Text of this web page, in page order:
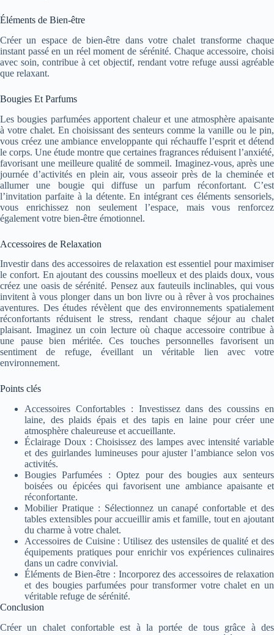
Éléments de Bien-être
Créer un espace de bien-être dans votre chalet transforme chaque
instant passé en un réel moment de sérénité. Chaque accessoire, choisi
avec soin, contribue à cet objectif, rendant votre refuge aussi agréable
que relaxant.
Bougies Et Parfums
Les bougies parfumées apportent chaleur et une atmosphère apaisante
à votre chalet. En choisissant des senteurs comme la vanille ou le pin,
vous créez une ambiance enveloppante qui réchauffe l’esprit et détend
le corps. Une étude montre que certaines fragrances réduisent l’anxiété,
favorisant une meilleure qualité de sommeil. Imaginez-vous, après une
journée d’activités en plein air, vous asseoir près de la cheminée et
allumer une bougie qui diffuse un parfum réconfortant. C’est
l’invitation parfaite à la détente. En intégrant ces éléments sensoriels,
vous enrichissez non seulement l’espace, mais vous renforcez
également votre bien-être émotionnel.
Accessoires de Relaxation
Investir dans des accessoires de relaxation est essentiel pour maximiser
le confort. En ajoutant des coussins moelleux et des plaids doux, vous
créez une oasis de sérénité. Pensez aux fauteuils inclinables, qui vous
invitent à vous plonger dans un bon livre ou à rêver à vos prochaines
aventures. Des études révèlent que des environnements spatialement
réconfortants réduisent le stress, rendant chaque séjour au chalet
plaisant. Imaginez un coin lecture où chaque accessoire contribue à
une pause bien méritée. Ces touches personnelles favorisent un
sentiment de refuge, éveillant un véritable lien avec votre
environnement.
Points clés
Accessoires Confortables : Investissez dans des coussins en
laine, des plaids épais et des tapis en laine pour créer une
atmosphère chaleureuse et accueillante.
Éclairage Doux : Choisissez des lampes avec intensité variable
et des guirlandes lumineuses pour ajuster l’ambiance selon vos
activités.
Bougies Parfumées : Optez pour des bougies aux senteurs
boisées ou épicées qui favorisent une ambiance apaisante et
réconfortante.
Mobilier Pratique : Sélectionnez un canapé confortable et des
tables extensibles pour accueillir amis et famille, tout en ajoutant
du charme à votre chalet.
Accessoires de Cuisine : Utilisez des ustensiles de qualité et des
équipements pratiques pour enrichir vos expériences culinaires
dans un cadre convivial.
Éléments de Bien-être : Incorporez des accessoires de relaxation
et des bougies parfumées pour transformer votre chalet en un
véritable refuge de sérénité.
Conclusion
Créer un chalet confortable est à la portée de tous grâce à des